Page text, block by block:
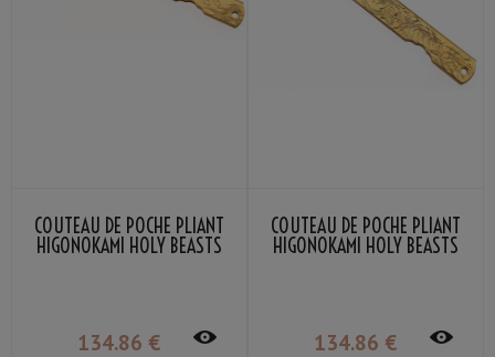
COUTEAU DE POCHE PLIANT
HIGONOKAMI HOLY BEASTS
134.86 €
COUTEAU DE POCHE PLIANT
HIGONOKAMI HOLY BEASTS
134.86 €